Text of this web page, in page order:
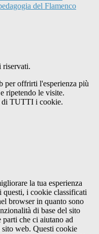
del Flamenco
per offrirti l'esperienza più
ripetendo le visite.
di TUTTI i cookie.
la tua esperienza
questi, i cookie classificati
browser in quanto sono
di base del sito
che ci aiutano ad
web. Questi cookie